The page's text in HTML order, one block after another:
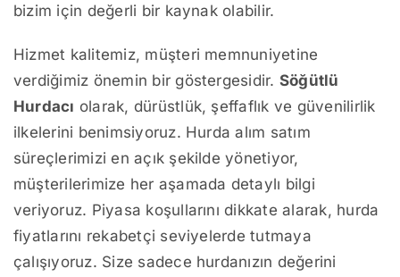
bizim için değerli bir kaynak olabilir.
Hizmet kalitemiz, müşteri memnuniyetine
verdiğimiz önemin bir göstergesidir. Söğütlü
Hurdacı olarak, dürüstlük, şeffaflık ve güvenilirlik
ilkelerini benimsiyoruz. Hurda alım satım
süreçlerimizi en açık şekilde yönetiyor,
müşterilerimize her aşamada detaylı bilgi
veriyoruz. Piyasa koşullarını dikkate alarak, hurda
fiyatlarını rekabetçi seviyelerde tutmaya
çalışıyoruz. Size sadece hurdanızın değerini